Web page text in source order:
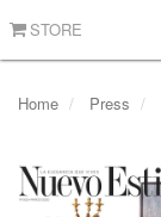
STORE
Home Press